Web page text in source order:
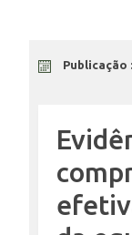
PLATAFORMAS
Publicação :